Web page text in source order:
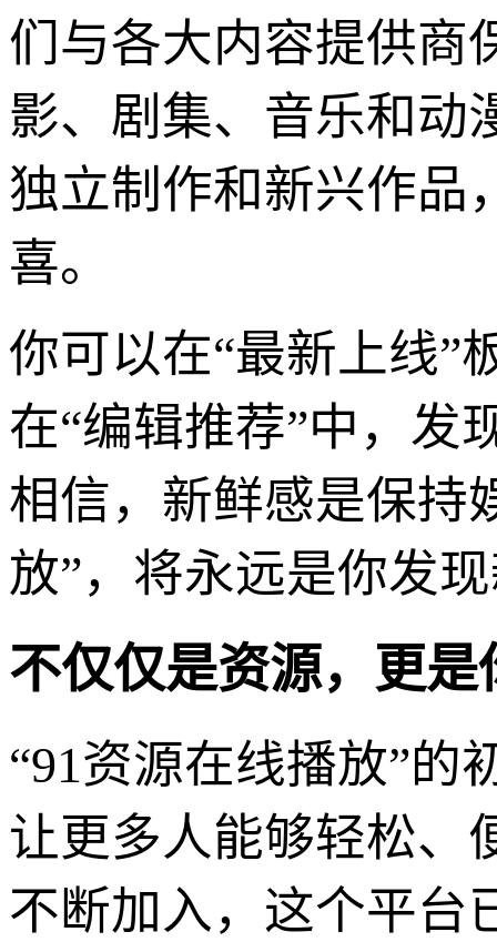
们与各大内容提供商
影、剧集、音乐和动
独立制作和新兴作品
喜。
你可以在“最新上线”
在“编辑推荐”中，发
相信，新鲜感是保持
放”，将永远是你发
不仅仅是资源，更
“91资源在线播放”的
让更多人能够轻松、
不断加入，这个平台